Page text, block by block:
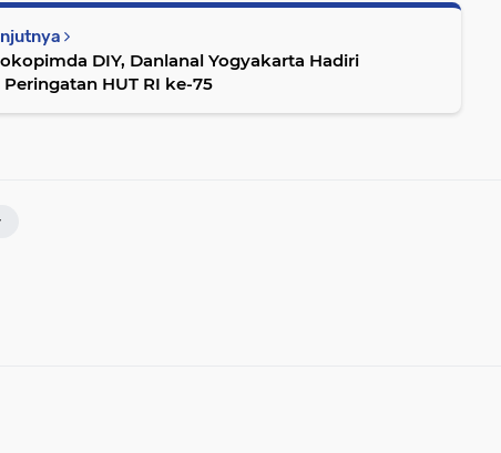
DIY, Danlanal Yogyakarta Hadiri
HUT RI ke-75